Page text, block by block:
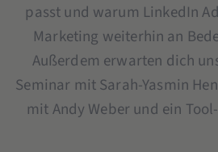
passt und warum LinkedIn
Marketing weiterhin an
Außerdem erwarten dich
Seminar mit Sarah-Yasmin
mit Andy Weber und ein